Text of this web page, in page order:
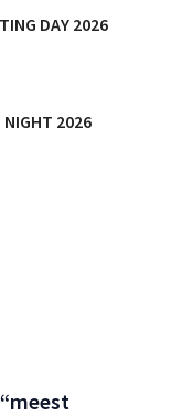
DAY 2026
NIGHT 2026